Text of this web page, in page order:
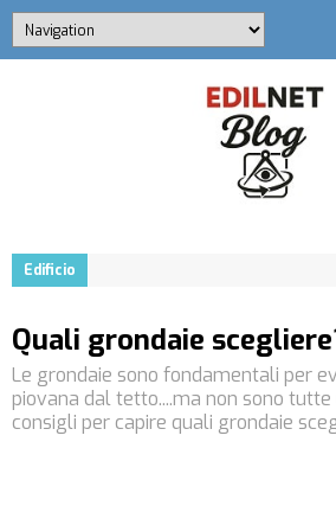
Edificio
Quali grondaie
Le grondaie sono fondamentali per
piovana dal tetto....ma non sono
consigli per capire quali grondaie